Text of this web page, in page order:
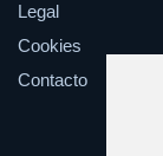
Legal
Cookies
Contacto